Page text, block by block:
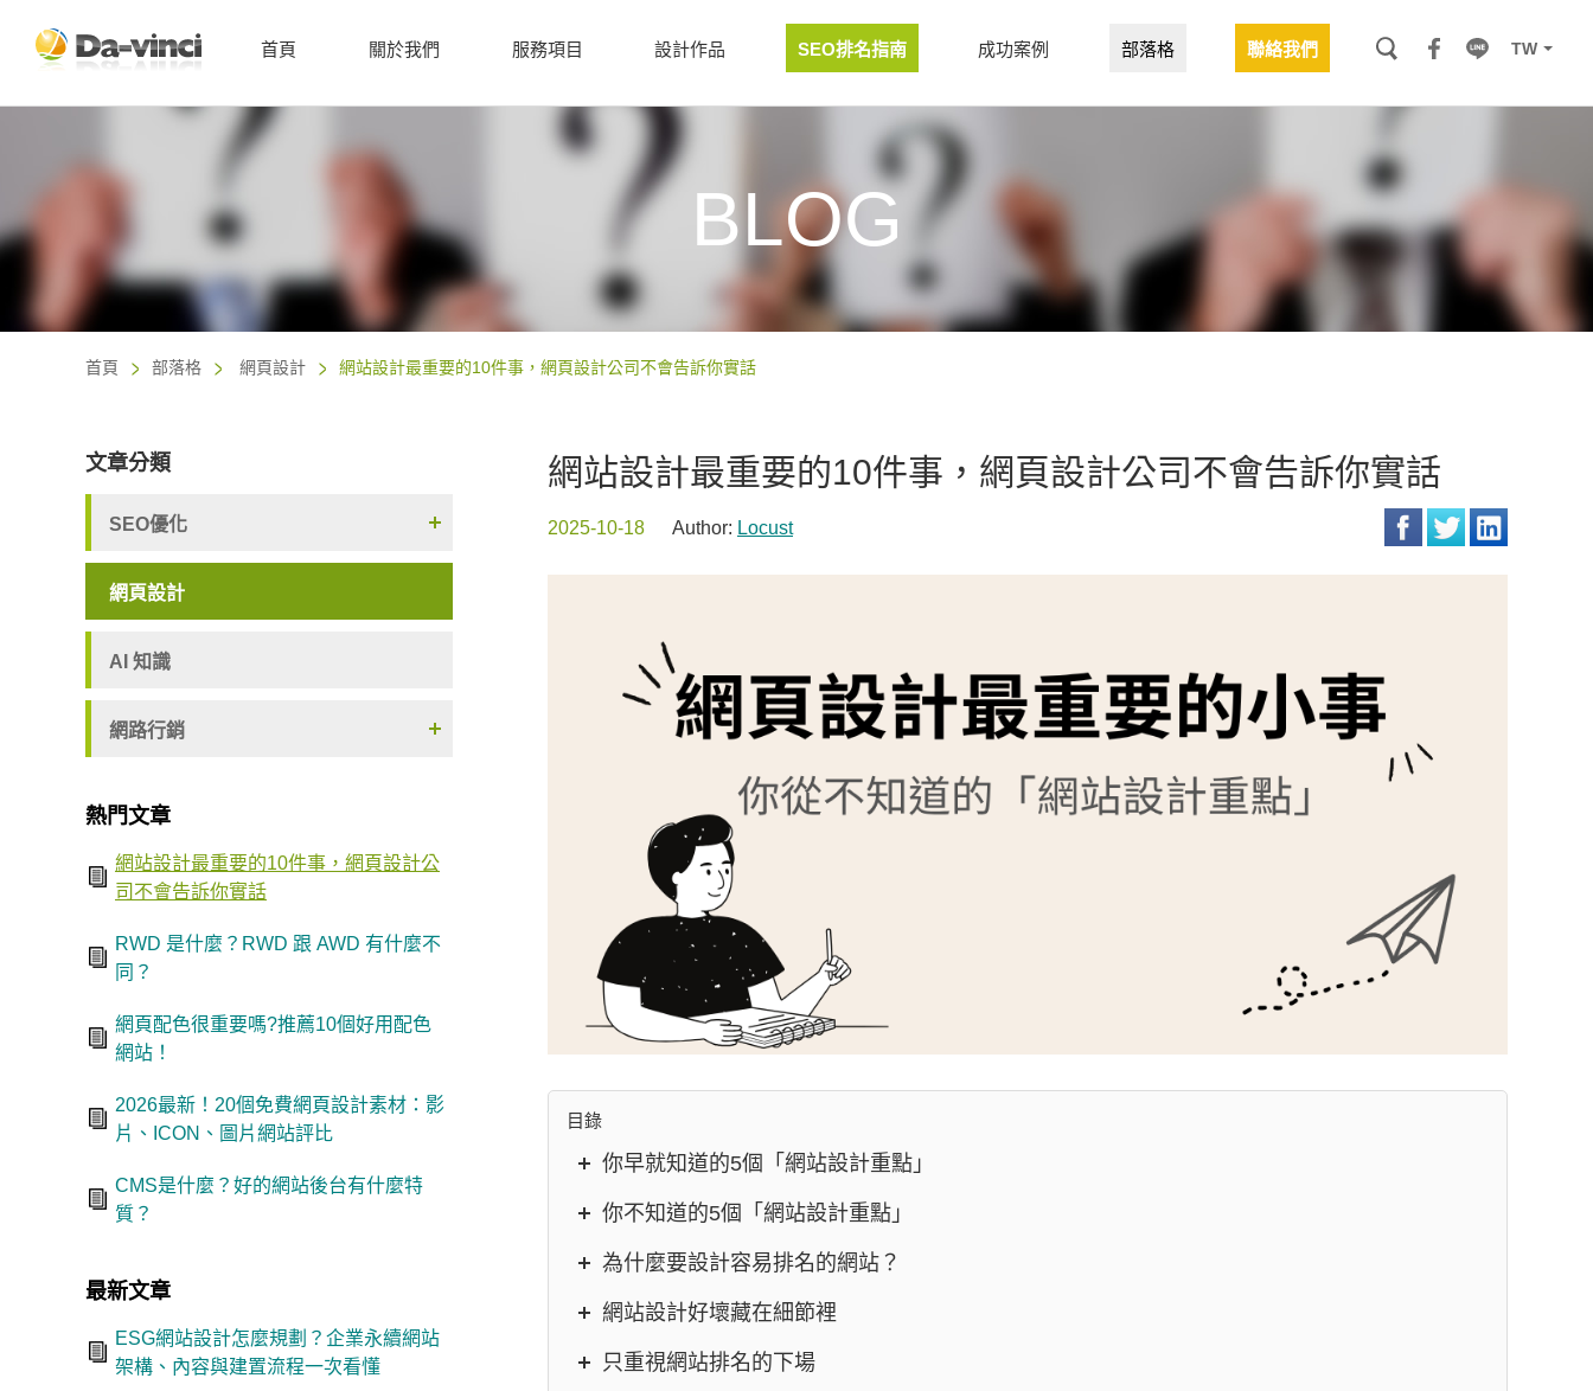
TW
首頁 關於我們 服務項目 設計作品 SEO排名指南 成功案例 部落格 聯絡我們
BLOG
首頁 部落格 網頁設計 網站設計最重要的10件事，網頁設計公司不會告訴你實話
網站設計最重要的10件事，網頁設計公司不會告訴你實話
2025-10-18 Author: Locust
目錄
你早就知道的5個「網站設計重點」
你不知道的5個「網站設計重點」
為什麼要設計容易排名的網站？
網站設計好壞藏在細節裡
只重視網站排名的下場
文章分類
SEO優化
網頁設計
AI 知識
網路行銷
熱門文章
網站設計最重要的10件事，網頁設計公
司不會告訴你實話
RWD 是什麼？RWD 跟 AWD 有什麼不
同？
網頁配色很重要嗎?推薦10個好用配色
網站！
2026最新！20個免費網頁設計素材：影
片、ICON、圖片網站評比
CMS是什麼？好的網站後台有什麼特
質？
最新文章
ESG網站設計怎麼規劃？企業永續網站
架構、內容與建置流程一次看懂